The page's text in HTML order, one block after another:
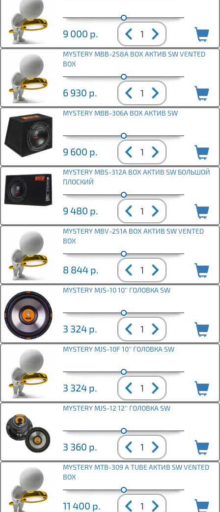
9 000 р.
MYSTERY MBB-258A BOX АКТИВ SW VENTED
BOX
6 930 р.
MYSTERY MBB-306A BOX АКТИВ SW
9 600 р.
MYSTERY MBS-312A BOX АКТИВ SW БОЛЬШОЙ
ПЛОСКИЙ
9 480 р.
MYSTERY MBV-251A BOX АКТИВ SW VENTED
BOX
8 844 р.
MYSTERY MJS-10 10'' ГОЛОВКА SW
3 324 р.
MYSTERY MJS-10F 10'' ГОЛОВКА SW
3 324 р.
MYSTERY MJS-12 12'' ГОЛОВКА SW
3 360 р.
MYSTERY MTB-309 A TUBE АКТИВ SW VENTED
BOX
11 400 р.